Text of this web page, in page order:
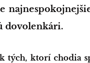
dovolenkári.
tých, ktorí chodia